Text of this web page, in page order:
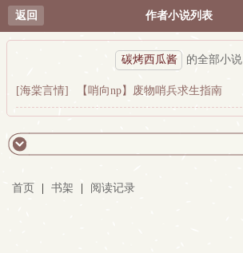
返回 作者小说列表
碳烤西瓜酱 的全部小说
[海棠言情] 【哨向np】废物哨兵求生指南
首页 书架 阅读记录